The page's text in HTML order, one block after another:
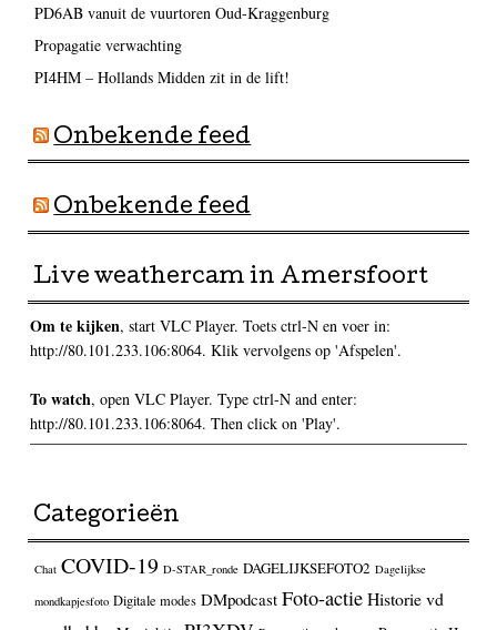
PD6AB vanuit de vuurtoren Oud-Kraggenburg
Propagatie verwachting
PI4HM – Hollands Midden zit in de lift!
Onbekende feed
Onbekende feed
Live weathercam in Amersfoort
Om te kijken, start VLC Player. Toets ctrl-N en voer in:
http://80.101.233.106:8064. Klik vervolgens op 'Afspelen'.
To watch, open VLC Player. Type ctrl-N and enter:
http://80.101.233.106:8064. Then click on 'Play'.
Categorieën
Chat COVID-19 D-STAR_ronde DAGELIJKSEFOTO2 Dagelijkse
mondkapjesfoto Digitale modes DMpodcast Foto-actieHistorie vd